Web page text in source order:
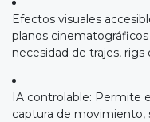
Efectos visuales
planos
necesidad de trajes,
IA controlable: Permite
captura de movimiento,